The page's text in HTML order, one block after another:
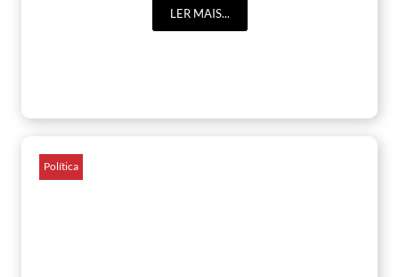
LER MAIS...
Política